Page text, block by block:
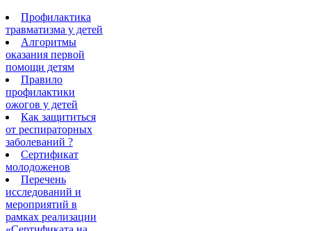
Профилактика
травматизма у детей
Алгоритмы
оказания первой
помощи детям
Правило
профилактики
ожогов у детей
Как защититься
от респираторных
заболеваний ?
Сертификат
молодоженов
Перечень
исследований и
мероприятий в
рамках реализации